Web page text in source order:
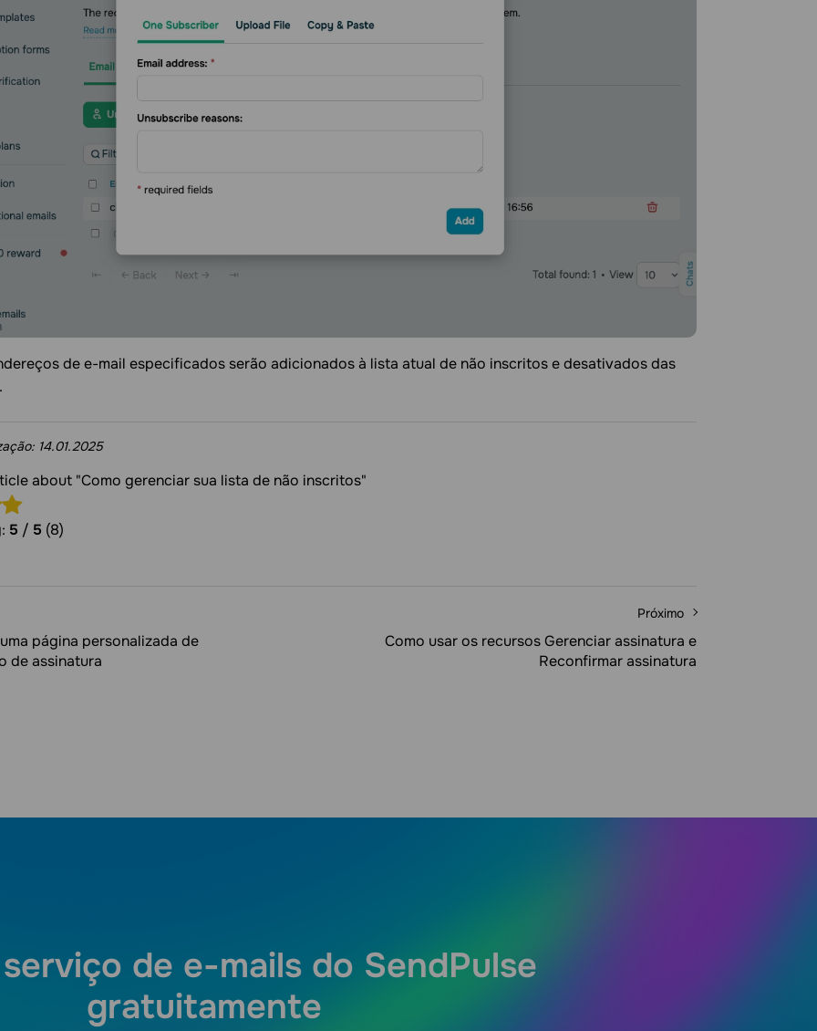
de e-mail especificados serão adicionados à lista atual de não inscritos e desativados das
14.01.2025
about "Como gerenciar sua lista de não inscritos"
5 / 5 (8)
página personalizada de
de assinatura
Próximo
Como usar os recursos Gerenciar assinatura e
Reconfirmar assinatura
de e-mails do SendPulse
gratuitamente